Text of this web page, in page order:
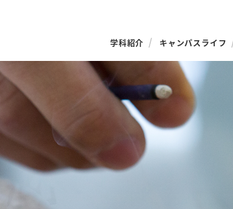
学科紹介
キャンパスライフ